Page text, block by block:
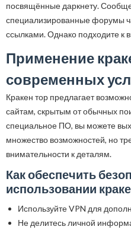
посвящённые даркнету.
специализированные форумы
ссылками. Однако подходите к
Применение
современных
Кракен тор предлагает
сайтам, скрытым от обычных
специальное ПО, вы можете
множество возможностей, но
внимательности к деталям.
Как обеспечить
использовании
Используйте VPN для
Не делитесь личной